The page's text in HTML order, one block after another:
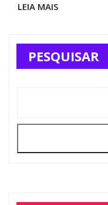
LEIA MAIS
PESQUISAR